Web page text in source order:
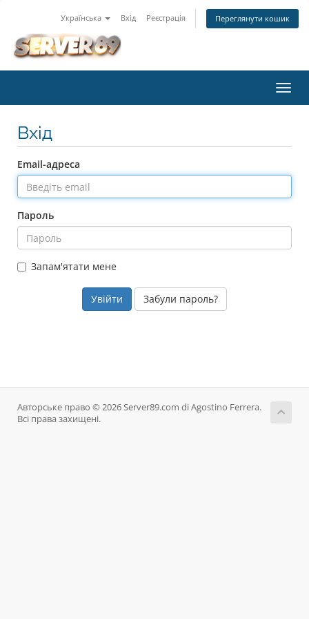
Українська Вхід Реєстрація Переглянути кошик
Вхід
Email-адреса
Пароль
Запам'ятати мене
Забули пароль?
Авторське право © 2026 Server89.com di Agostino Ferrera.
Всі права захищені.